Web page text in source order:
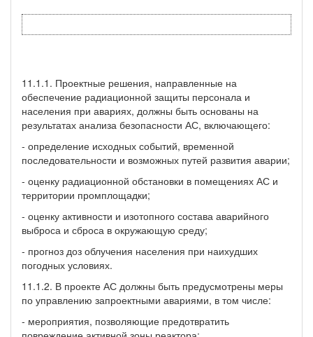
11.1.1. Проектные решения, направленные на
обеспечение радиационной защиты персонала и
населения при авариях, должны быть основаны на
результатах анализа безопасности АС, включающего:
- определение исходных событий, временной
последовательности и возможных путей развития аварии;
- оценку радиационной обстановки в помещениях АС и
территории промплощадки;
- оценку активности и изотопного состава аварийного
выброса и сброса в окружающую среду;
- прогноз доз облучения населения при наихудших
погодных условиях.
11.1.2. В проекте АС должны быть предусмотрены меры
по управлению запроектными авариями, в том числе:
- мероприятия, позволяющие предотвратить